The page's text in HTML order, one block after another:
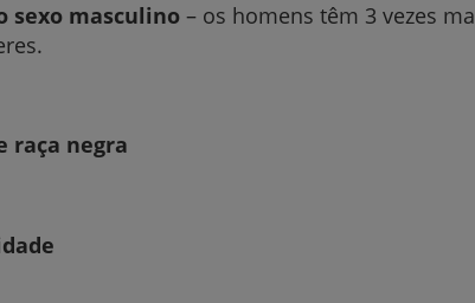
sexo masculino – os homens têm 3 vezes
raça negra